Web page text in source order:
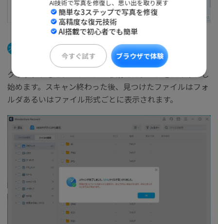
AI技術で写真を修復し、思い出を取り戻す
簡単な3ステップで写真を修復
高精度な復元技術
AI搭載で初心者でも簡単
今すぐ試す ブラウザで体験
ステップ2 パソコンの消えたデータをスキャンします。
クリックすると、パソコンから消えたデータをスキャンし
始めます。スキャン終わった後、見つけたファイルはフォ
ルダあるいはファイル形式ごとに表示されます。